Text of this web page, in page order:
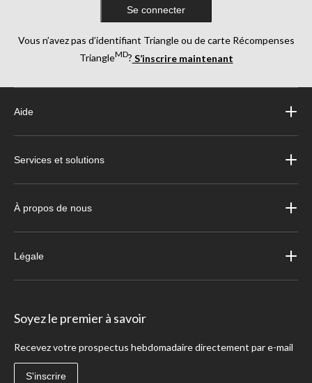
Se connecter
Vous n’avez pas d’identifiant Triangle ou de carte Récompenses
TriangleMD? S’inscrire maintenant
Aide
Services et solutions
À propos de nous
Légale
Soyez le premier à savoir
Recevez votre prospectus hebdomadaire directement par e-mail
S'inscrire